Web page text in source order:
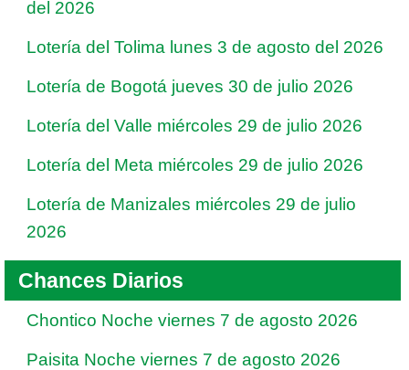
del 2026
Lotería del Tolima lunes 3 de agosto del 2026
Lotería de Bogotá jueves 30 de julio 2026
Lotería del Valle miércoles 29 de julio 2026
Lotería del Meta miércoles 29 de julio 2026
Lotería de Manizales miércoles 29 de julio
2026
Chances Diarios
Chontico Noche viernes 7 de agosto 2026
Paisita Noche viernes 7 de agosto 2026